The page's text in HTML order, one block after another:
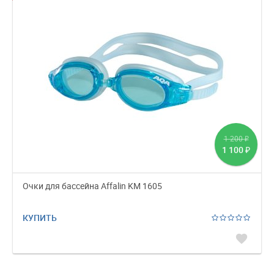
1 200₽
1 100 ₽
Очки для бассейна Affalin KM 1605
КУПИТЬ
favorite